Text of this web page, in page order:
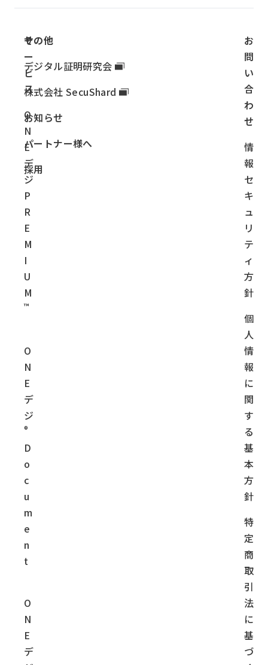
サ
ー
ビ
ス
O
N
E
デ
ジ
P
R
E
M
I
U
M
™
O
N
E
デ
ジ
®
D
o
c
u
m
e
n
t
O
N
E
デ
その他
デジタル証明研究会
株式会社 SecuShard
お知らせ
パートナー様へ
採用
お
問
い
合
わ
せ
情
報
セ
キ
ュ
リ
テ
ィ
方
針
個
人
情
報
に
関
す
る
基
本
方
針
特
定
商
取
引
法
に
基
づ